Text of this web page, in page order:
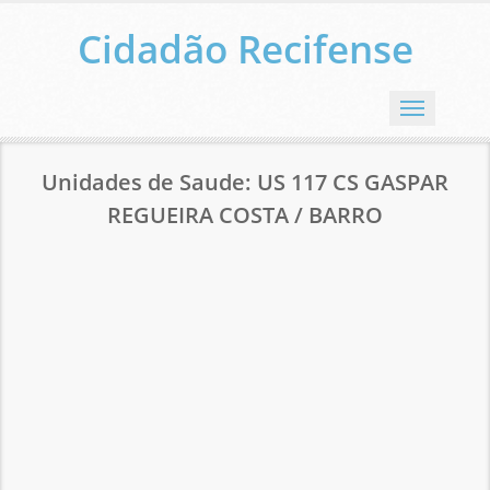
Cidadão Recifense
Menu
Unidades de Saude: US 117 CS GASPAR
REGUEIRA COSTA / BARRO